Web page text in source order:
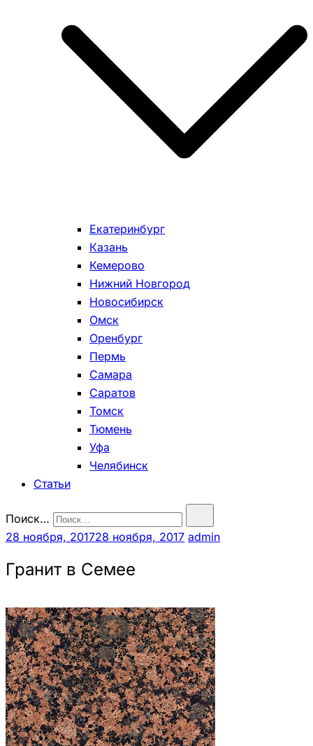
Екатеринбург
Казань
Кемерово
Нижний Новгород
Новосибирск
Омск
Оренбург
Пермь
Самара
Саратов
Томск
Тюмень
Уфа
Челябинск
Статьи
Поиск…
28 ноября, 201728 ноября, 2017 admin
Гранит в Семее